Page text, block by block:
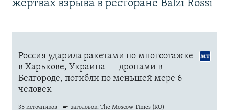
жертвах взрыва в ресторане Balzi Rossi